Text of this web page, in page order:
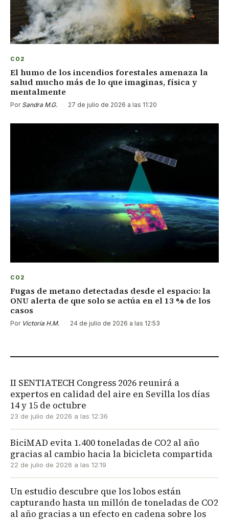
CO2
El humo de los incendios forestales amenaza la
salud mucho más de lo que imaginas, física y
mentalmente
Por Sandra M.G. · 27 de julio de 2026 a las 11:20
CO2
Fugas de metano detectadas desde el espacio: la
ONU alerta de que solo se actúa en el 13 % de los
casos
Por Victoria H.M. · 24 de julio de 2026 a las 12:53
II SENTIATECH Congress 2026 reunirá a
expertos en calidad del aire en Sevilla los días
14 y 15 de octubre
23 de julio de 2026 a las 12:36
BiciMAD evita 1.400 toneladas de CO2 al año
gracias al cambio hacia la bicicleta compartida
22 de julio de 2026 a las 12:19
Un estudio descubre que los lobos están
capturando hasta un millón de toneladas de CO2
al año gracias a un efecto en cadena sobre los